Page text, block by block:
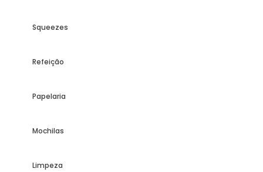
Squeezes
Refeição
Papelaria
Mochilas
Limpeza